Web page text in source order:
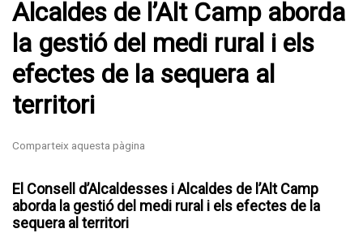
Alcaldes de l’Alt Camp aborda
la gestió del medi rural i els
efectes de la sequera al
territori
El Consell d’Alcaldesses i Alcaldes de l’Alt Camp
aborda la gestió del medi rural i els efectes de la
sequera al territori